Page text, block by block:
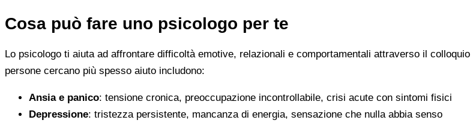
Cosa può fare uno psicologo per te
Lo psicologo ti aiuta ad affrontare difficoltà emotive, relazionali e comportamentali attraverso il
persone cercano più spesso aiuto includono:
Ansia e panico: tensione cronica, preoccupazione incontrollabile, crisi acute con sintomi fisici
Depressione: tristezza persistente, mancanza di energia, sensazione che nulla abbia senso